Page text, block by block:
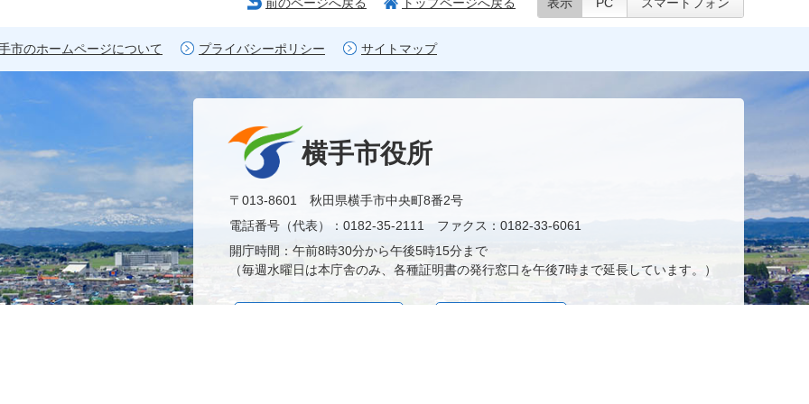
表示 PC スマートフォン
市のホームページについて プライバシーポリシー サイトマップ
横手市役所
〒013-8601 秋田県横手市中央町8番2号
電話番号（代表）：0182-35-2111 ファクス：0182-33-6061
開庁時間：午前8時30分から午後5時15分まで
（毎週水曜日は本庁舎のみ、各種証明書の発行窓口を午後7時まで延長しています。）